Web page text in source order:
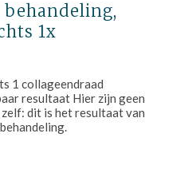
behandeling,
1x
1 collageendraad
resultaat Hier zijn geen
dit is het resultaat van